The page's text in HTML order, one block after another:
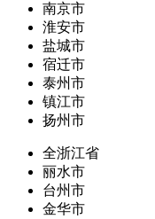
南京市
淮安市
盐城市
宿迁市
泰州市
镇江市
扬州市
全浙江省
丽水市
台州市
金华市